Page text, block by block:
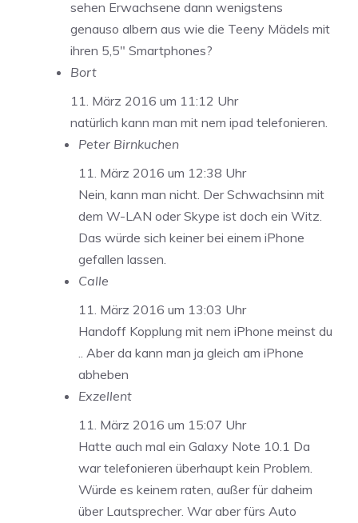
sehen Erwachsene dann wenigstens
genauso albern aus wie die Teeny Mädels mit
ihren 5,5″ Smartphones?
Bort
11. März 2016 um 11:12 Uhr
natürlich kann man mit nem ipad telefonieren.
Peter Birnkuchen
11. März 2016 um 12:38 Uhr
Nein, kann man nicht. Der Schwachsinn mit
dem W-LAN oder Skype ist doch ein Witz.
Das würde sich keiner bei einem iPhone
gefallen lassen.
Calle
11. März 2016 um 13:03 Uhr
Handoff Kopplung mit nem iPhone meinst du
.. Aber da kann man ja gleich am iPhone
abheben
Exzellent
11. März 2016 um 15:07 Uhr
Hatte auch mal ein Galaxy Note 10.1 Da
war telefonieren überhaupt kein Problem.
Würde es keinem raten, außer für daheim
über Lautsprecher. War aber fürs Auto